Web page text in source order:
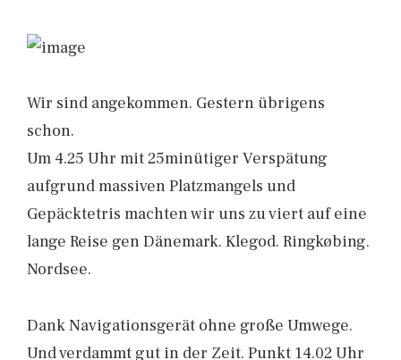
Wir sind angekommen. Gestern übrigens
schon.
Um 4.25 Uhr mit 25minütiger Verspätung
aufgrund massiven Platzmangels und
Gepäcktetris machten wir uns zu viert auf eine
lange Reise gen Dänemark. Klegod. Ringkøbing.
Nordsee.
Dank Navigationsgerät ohne große Umwege.
Und verdammt gut in der Zeit. Punkt 14.02 Uhr